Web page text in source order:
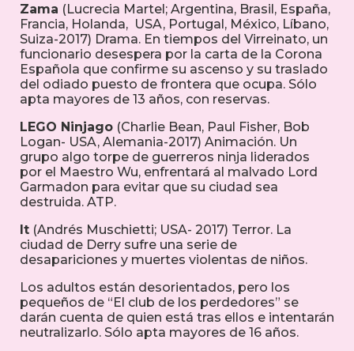
Zama (Lucrecia Martel; Argentina, Brasil, España,
Francia, Holanda, USA, Portugal, México, Líbano,
Suiza-2017) Drama. En tiempos del Virreinato, un
funcionario desespera por la carta de la Corona
Española que confirme su ascenso y su traslado
del odiado puesto de frontera que ocupa. Sólo
apta mayores de 13 años, con reservas.
LEGO Ninjago (Charlie Bean, Paul Fisher, Bob
Logan- USA, Alemania-2017) Animación. Un
grupo algo torpe de guerreros ninja liderados
por el Maestro Wu, enfrentará al malvado Lord
Garmadon para evitar que su ciudad sea
destruida. ATP.
It (Andrés Muschietti; USA- 2017) Terror. La
ciudad de Derry sufre una serie de
desapariciones y muertes violentas de niños.
Los adultos están desorientados, pero los
pequeños de “El club de los perdedores” se
darán cuenta de quien está tras ellos e intentarán
neutralizarlo. Sólo apta mayores de 16 años.